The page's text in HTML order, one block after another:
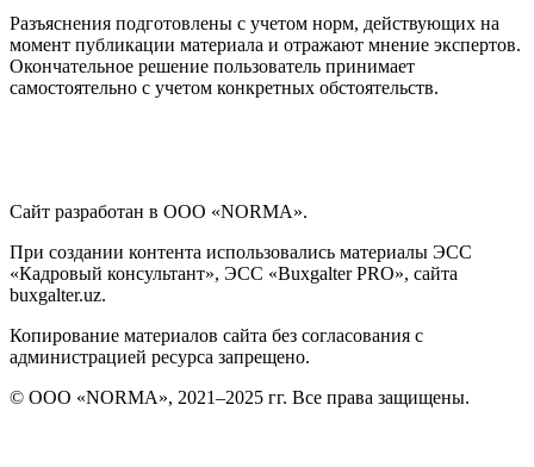
Разъяснения подготовлены с учетом норм, действующих на
момент публикации материала и отражают мнение экспертов.
Окончательное решение пользователь принимает
самостоятельно с учетом конкретных обстоятельств.
Сайт разработан в ООО «NORMA».
При создании контента использовались материалы ЭСС
«Кадровый консультант», ЭСС «Buxgalter PRO», сайта
buxgalter.uz.
Копирование материалов сайта без согласования с
администрацией ресурса запрещено.
© ООО «NORMA», 2021–2025 гг. Все права защищены.